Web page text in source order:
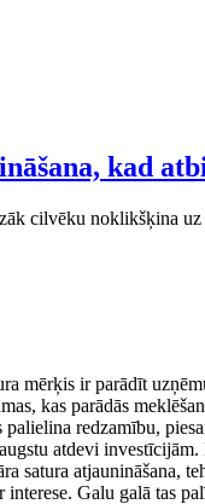
kad
cilvēku noklikšķina
mērķis ir parādīt
kas parādās
redzamību,
atdevi
satura atjaunināšana,
Galu galā tas